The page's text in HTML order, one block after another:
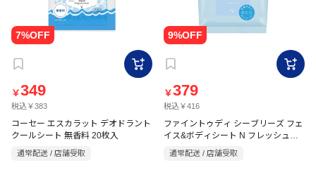
￥349
税込￥383
コーセー エスカラット デオドラント
クールシート 無香料 20枚入
通常配送 / 店舗受取
￥379
税込￥416
ファイントゥディ シーブリーズ フェ
イス&ボディシート N フレッシュサ
ボン 30枚入
通常配送 / 店舗受取